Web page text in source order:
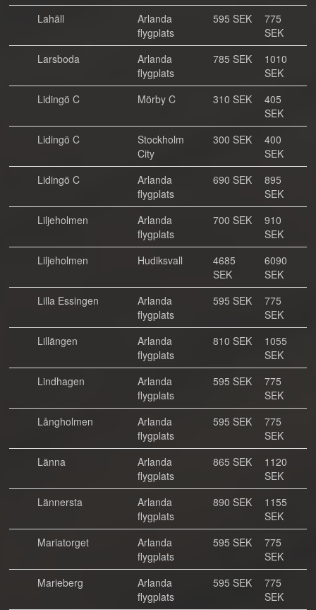
Lahäll
Arlanda
flygplats
595 SEK
775
SEK
Larsboda
Arlanda
flygplats
785 SEK
1010
SEK
Lidingö C
Mörby C 310 SEK
405
SEK
Lidingö C
Stockholm
City
300 SEK
400
SEK
Lidingö C
Arlanda
flygplats
690 SEK
895
SEK
Liljeholmen
Arlanda
flygplats
700 SEK
910
SEK
Liljeholmen
Hudiksvall
4685
SEK
6090
SEK
Lilla Essingen
Arlanda
flygplats
595 SEK
775
SEK
Lillängen
Arlanda
flygplats
810 SEK
1055
SEK
Lindhagen
Arlanda
flygplats
595 SEK
775
SEK
Långholmen
Arlanda
flygplats
595 SEK
775
SEK
Länna
Arlanda
flygplats
865 SEK
1120
SEK
Lännersta
Arlanda
flygplats
890 SEK
1155
SEK
Mariatorget
Arlanda
flygplats
595 SEK
775
SEK
Marieberg
Arlanda
flygplats
595 SEK
775
SEK